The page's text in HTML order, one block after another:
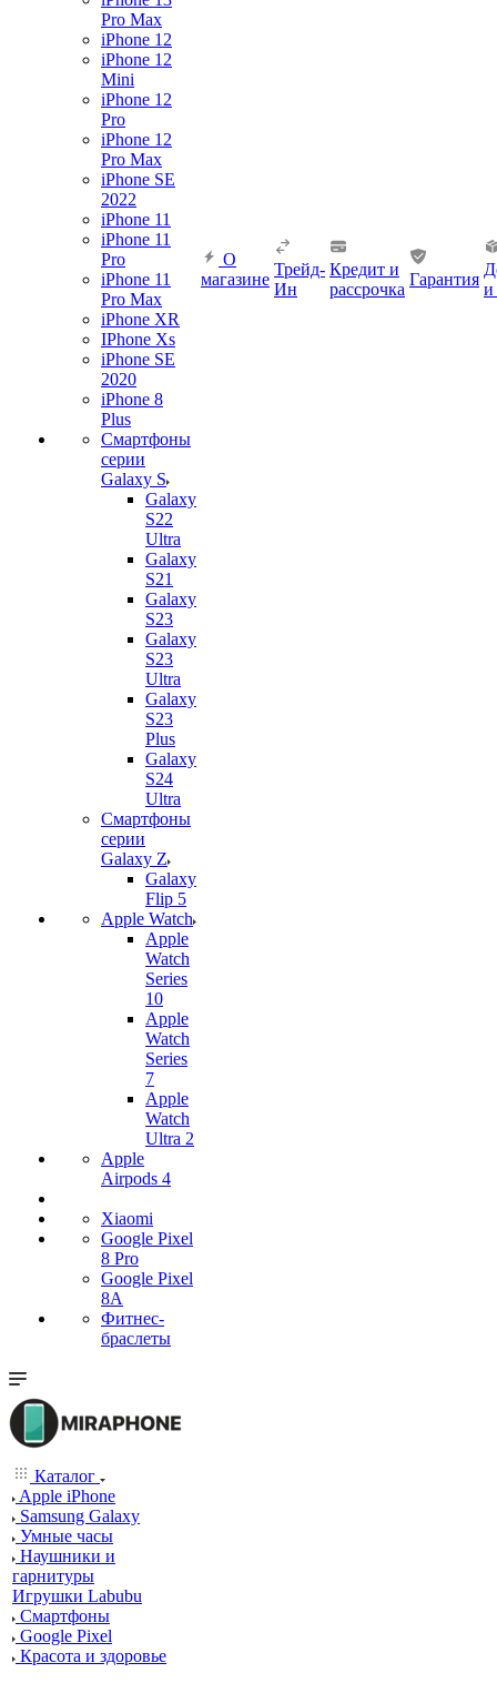
Pro Max
iPhone 12
iPhone 12
Mini
iPhone 12
Pro
iPhone 12
Pro Max
iPhone SE
2022
iPhone 11
iPhone 11
Pro
iPhone 11
Pro Max
iPhone XR
IPhone Xs
iPhone SE
2020
iPhone 8
Plus
Смартфоны
серии
Galaxy S
Galaxy
S22
Ultra
Galaxy
S21
Galaxy
S23
Galaxy
S23
Ultra
Galaxy
S23
Plus
Galaxy
S24
Ultra
Смартфоны
серии
Galaxy Z
Galaxy
Flip 5
Apple Watch
Apple
Watch
Series
10
Apple
Watch
Series
7
Apple
Watch
Ultra 2
Apple
Airpods 4
Xiaomi
Google Pixel
8 Pro
Google Pixel
8A
Фитнес-
браслеты
О
магазине
Трейд-
Ин
Кредит и
рассрочка
Гарантия
и
Каталог
Apple iPhone
Samsung Galaxy
Умные часы
Наушники и
гарнитуры
Игрушки Labubu
Смартфоны
Google Pixel
Красота и здоровье